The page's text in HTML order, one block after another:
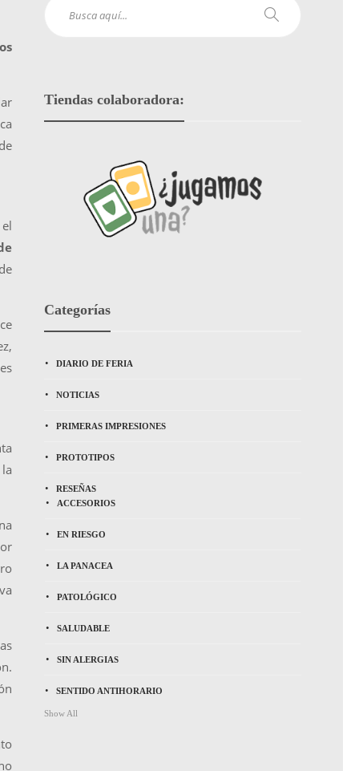
Tiendas colaboradora:
Categorías
DIARIO DE FERIA
NOTICIAS
PRIMERAS IMPRESIONES
PROTOTIPOS
RESEÑAS
ACCESORIOS
EN RIESGO
LA PANACEA
PATOLÓGICO
SALUDABLE
SIN ALERGIAS
SENTIDO ANTIHORARIO
Show All